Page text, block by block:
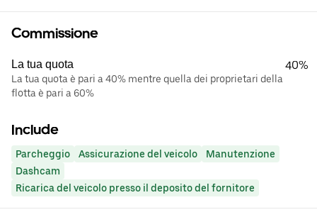
Commissione
La tua quota
La tua quota è pari a 40% mentre quella dei proprietari della
flotta è pari a 60%
40%
Include
Parcheggio Assicurazione del veicolo
Manutenzione
Dashcam
Ricarica del veicolo presso il deposito del fornitore